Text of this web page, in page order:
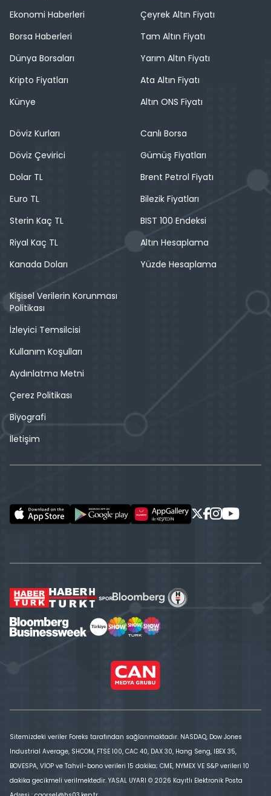
Ekonomi Haberleri
Borsa Haberleri
Dünya Borsaları
Kripto Fiyatları
Künye
Çeyrek Altın Fiyatı
Tam Altın Fiyatı
Yarım Altın Fiyatı
Ata Altın Fiyatı
Altın ONS Fiyatı
Döviz Kurları
Döviz Çevirici
Dolar TL
Euro TL
Sterin Kaç TL
Riyal Kaç TL
Kanada Doları
Canlı Borsa
Gümüş Fiyatları
Brent Petrol Fiyatı
Bilezik Fiyatları
BIST 100 Endeksi
Altın Hesaplama
Yüzde Hesaplama
Kişisel Verilerin Korunması
Politikası
İzleyici Temsilcisi
Kullanım Koşulları
Aydınlatma Metni
Çerez Politikası
Biyografi
İletişim
Sitemizdeki veriler Foreks tarafından sağlanmaktadır. NASDAQ, Dow Jones
Industrial Average, SHCOM, FTSE 100, CAC 40, DAX 30, Hang Seng, IBEX 35,
BOVESPA, VİOP ve Tahvil-bono verileri 15 dakika; CME, NYMEX VE S&P verileri 10
dakika gecikmeli verilmektedir. YASAL UYARI © 2026 Kayıtlı Elektronik Posta